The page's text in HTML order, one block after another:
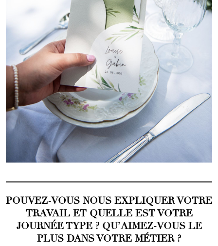
POUVEZ-VOUS NOUS EXPLIQUER VOTRE
TRAVAIL ET QUELLE EST VOTRE
JOURNÉE TYPE ? QU’AIMEZ-VOUS LE
PLUS DANS VOTRE MÉTIER ?